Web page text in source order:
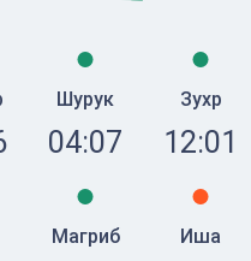
Шурук
04:07
Зухр
12:01
Магриб Иша